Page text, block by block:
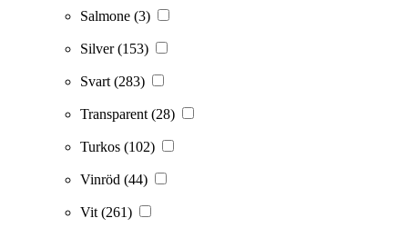
Salmone (3)
Silver(153)
Svart (283)
Transparent (28)
Turkos (102)
Vinröd (44)
Vit (261)